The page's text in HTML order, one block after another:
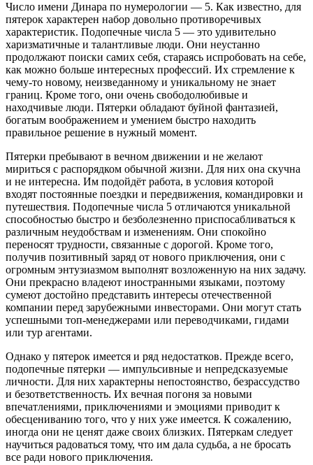
Число имени Динара по нумерологии — 5. Как известно, для
пятерок характерен набор довольно противоречивых
характеристик. Подопечные числа 5 — это удивительно
харизматичные и талантливые люди. Они неустанно
продолжают поиски самих себя, стараясь испробовать на себе,
как можно больше интересных профессий. Их стремление к
чему-то новому, неизведанному и уникальному не знает
границ. Кроме того, они очень свободолюбивые и
находчивые люди. Пятерки обладают буйной фантазией,
богатым воображением и умением быстро находить
правильное решение в нужный момент.
Пятерки пребывают в вечном движении и не желают
мириться с распорядком обычной жизни. Для них она скучна
и не интересна. Им подойдёт работа, в условия которой
входят постоянные поездки и передвижения, командировки и
путешествия. Подопечные числа 5 отличаются уникальной
способностью быстро и безболезненно приспосабливаться к
различным неудобствам и изменениям. Они спокойно
переносят трудности, связанные с дорогой. Кроме того,
получив позитивный заряд от нового приключения, они с
огромным энтузиазмом выполнят возложенную на них задачу.
Они прекрасно владеют иностранными языками, поэтому
сумеют достойно представить интересы отечественной
компании перед зарубежными инвесторами. Они могут стать
успешными топ-менеджерами или переводчиками, гидами
или тур агентами.
Однако у пятерок имеется и ряд недостатков. Прежде всего,
подопечные пятерки — импульсивные и непредсказуемые
личности. Для них характерны непостоянство, безрассудство
и безответственность. Их вечная погоня за новыми
впечатлениями, приключениями и эмоциями приводит к
обесцениванию того, что у них уже имеется. К сожалению,
иногда они не ценят даже своих близких. Пятеркам следует
научиться радоваться тому, что им дала судьба, а не бросать
все ради нового приключения.